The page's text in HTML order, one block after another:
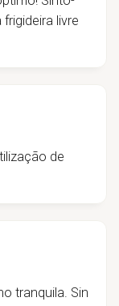
livre
de
tranquila. Sin